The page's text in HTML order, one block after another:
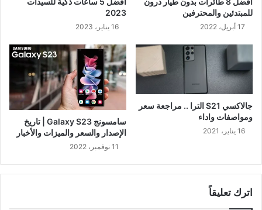
للمبتدئين والمحترفين
17 أبريل، 2022
2023
16 يناير، 2023
جالاكسي S21 الترا .. مراجعة سعر
ومواصفات واداء
16 يناير، 2021
سامسونج Galaxy S23 | تاريخ
الإصدار والسعر والميزات والأخبار
11 نوفمبر، 2022
اترك تعليقاً